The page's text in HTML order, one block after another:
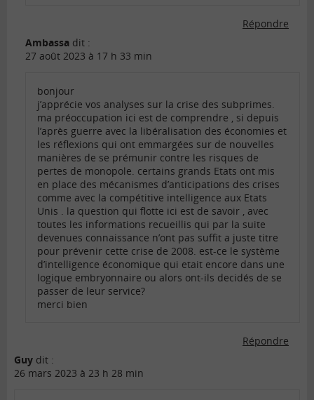
Répondre
Ambassa dit :
27 août 2023 à 17 h 33 min
bonjour
j’apprécie vos analyses sur la crise des subprimes.
ma préoccupation ici est de comprendre , si depuis
l’après guerre avec la libéralisation des économies et
les réflexions qui ont emmargées sur de nouvelles
manières de se prémunir contre les risques de
pertes de monopole. certains grands Etats ont mis
en place des mécanismes d’anticipations des crises
comme avec la compétitive intelligence aux Etats
Unis . la question qui flotte ici est de savoir , avec
toutes les informations recueillis qui par la suite
devenues connaissance n’ont pas suffit a juste titre
pour prévenir cette crise de 2008. est-ce le système
d’intelligence économique qui etait encore dans une
logique embryonnaire ou alors ont-ils decidés de se
passer de leur service?
merci bien
Répondre
Guy dit :
26 mars 2023 à 23 h 28 min